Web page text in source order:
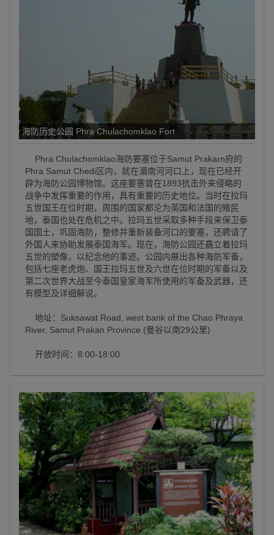
海防历史公园 Phra Chulachomklao Fort
Phra Chulachomklao海防要塞位于Samut Prakarn府的
Phra Samut Chedi区内，就在湄南河河口上，现在已经开
辟为海防公园博物馆。这座要塞曾在1893抗击外来侵略的
战争中发挥重要的作用，具有重要的历史地位。当时在拉玛
五世国王在位时期，周围的国家都沦为英国和法国的殖民
地，泰国也处在危机之中。拉玛五世采取多种手段来保卫泰
国国土，巩固海防，整修并重新装备河口的要塞，还聘请了
外国人来协助发展泰国海军。现在，海防公园还矗立着拉玛
五世的塑像，以纪念他的事迹。公园内展出各种海防军备，
包括七座老虎炮、国王拉玛五世及六世在位时期的军备以及
第二次世界大战至今泰国皇家海军所使用的军备及武器，还
有模型及详细解说。
地址：Suksawat Road, west bank of the Chao Phraya
River, Samut Prakan Province (曼谷以南29公里)
开放时间：8:00-18:00